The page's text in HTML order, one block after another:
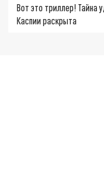
Вот это триллер! Тайна
Каспии раскрыта